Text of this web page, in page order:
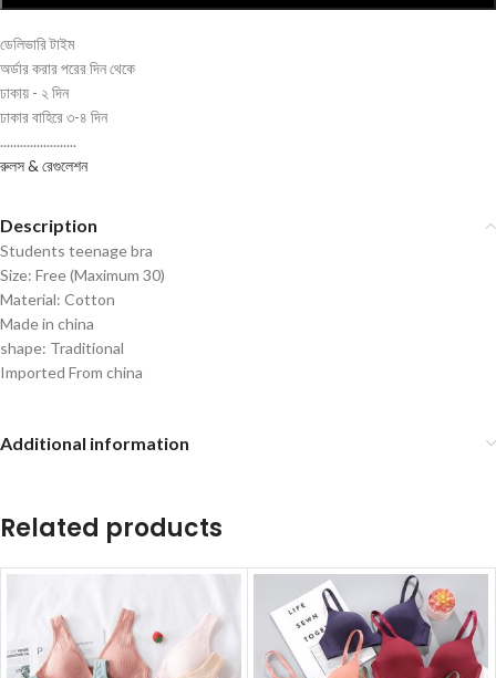
ডেলিভারি টাইম
অর্ডার করার পরের দিন থেকে
ঢাকায় - ২ দিন
ঢাকার বাহিরে ৩-৪ দিন
.......................
রুলস & রেগুলেশন
Description
Students teenage bra
Size: Free (Maximum 30)
Material: Cotton
Made in china
shape: Traditional
Imported From china
Additional information
Related products